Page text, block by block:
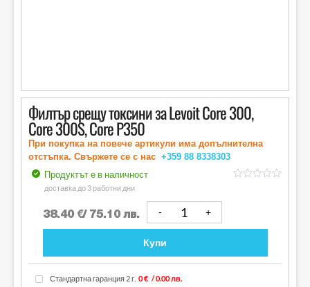
Филтър срещу токсини за Levoit Core 300,
Core 300S, Core P350
При покупка на повече артикули има допълнителна
отстъпка. Свържете се с нас +359 88 8338303
Продуктът е в наличност
доставка до 3 работни дни
38.40 €/ 75.10 лв.
Купи
Стандартна гаранция 2 г. 0 € / 0.00 лв.